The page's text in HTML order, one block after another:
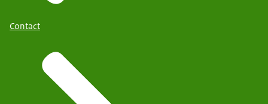
Contact